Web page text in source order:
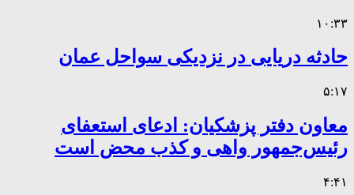
۱۰:۳۳
حادثه دریایی در نزدیکی سواحل عمان
۵:۱۷
معاون دفتر پزشکیان: ادعای استعفای
رئیس‌جمهور واهی و کذب محض است
۴:۴۱